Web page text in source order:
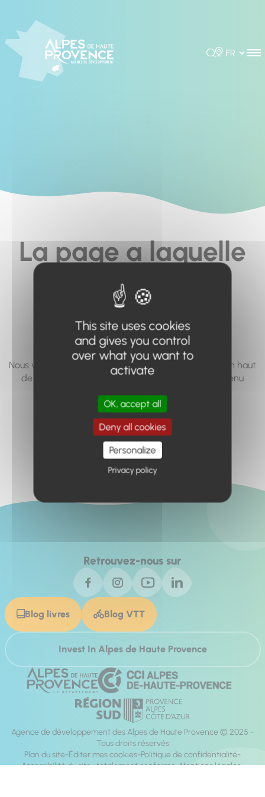
Rechercher
Choisir la
La page a laquelle
vous cherchez à
accéder n'existe
pas... ou plus.
Nous vous invitons à utiliser le moteur de recherche en haut
de page, ou à utiliser le menu pour trouver le contenu
Retour à l'accueil
Retrouvez-nous sur
Blog livres Blog VTT
Invest In Alpes de Haute Provence
Agence de développement des Alpes de Haute Provence © 2025 -
Tous droits réservés
Plan du site Éditer mes cookies Politique de confidentialité
Accessibilité du site : totalement conforme Mentions légales
This site uses cookies
and gives you control
over what you want to
activate
OK, accept all
Deny all cookies
Personalize
Privacy policy